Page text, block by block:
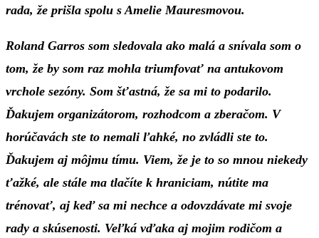
rada, že prišla spolu s Amelie Mauresmovou.
Roland Garros som sledovala ako malá a snívala som o
tom, že by som raz mohla triumfovať na antukovom
vrchole sezóny. Som šťastná, že sa mi to podarilo.
Ďakujem organizátorom, rozhodcom a zberačom. V
horúčavách ste to nemali ľahké, no zvládli ste to.
Ďakujem aj môjmu tímu. Viem, že je to so mnou niekedy
ťažké, ale stále ma tlačíte k hraniciam, nútite ma
trénovať, aj keď sa mi nechce a odovzdávate mi svoje
rady a skúsenosti. Veľká vďaka aj mojim rodičom a